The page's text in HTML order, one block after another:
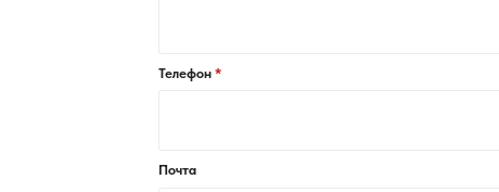
Телефон
Почта